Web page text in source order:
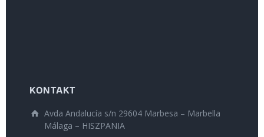
KONTAKT
Avda Andalucía s/n 29604 Marbesa – Marbella
Málaga – HISZPANIA